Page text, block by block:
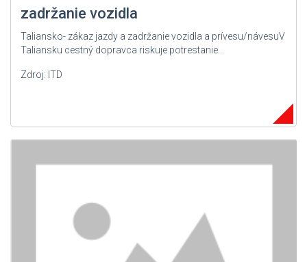
zadržanie vozidla
Taliansko- zákaz jazdy a zadržanie vozidla a prívesu/návesuV
Taliansku cestný dopravca riskuje potrestanie...
Zdroj: ITD